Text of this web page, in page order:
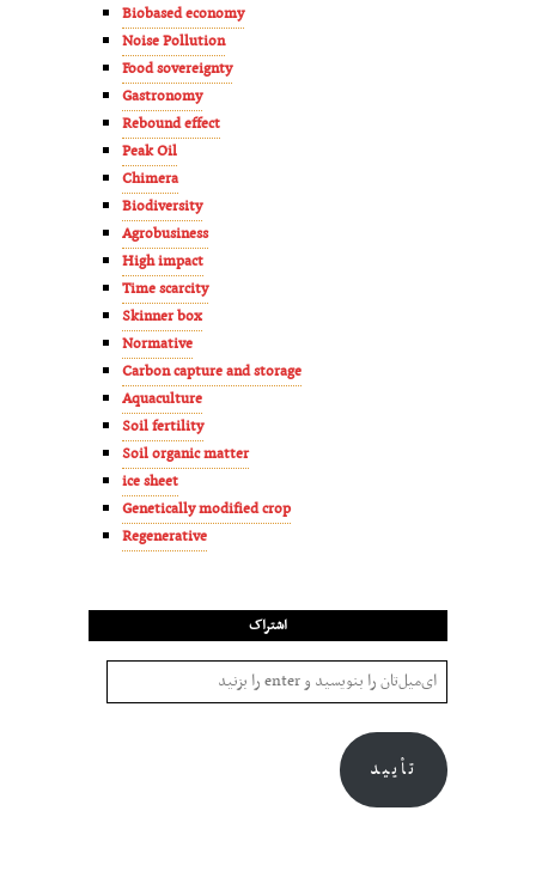
Biobased economy
Noise Pollution
Food sovereignty
Gastronomy
Rebound effect
Peak Oil
Chimera
Biodiversity
Agrobusiness
High impact
Time scarcity
Skinner box
Normative
Carbon capture and storage
Aquaculture
Soil fertility
Soil organic matter
ice sheet
Genetically modified crop
Regenerative
اشتراک
تأیید